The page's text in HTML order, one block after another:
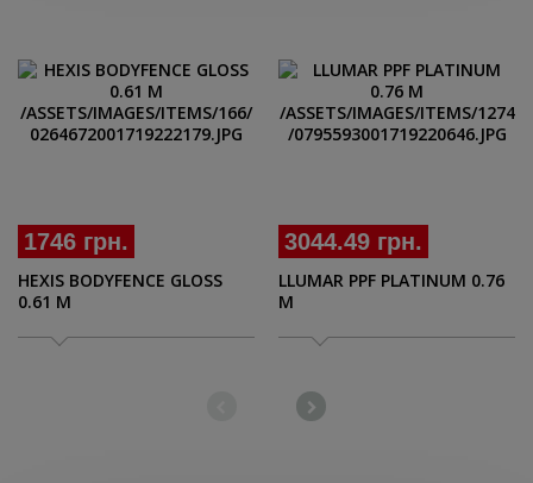
1746 грн.
HEXIS BODYFENCE GLOSS
0.61 M
3044.49 грн.
LLUMAR PPF PLATINUM 0.76
M